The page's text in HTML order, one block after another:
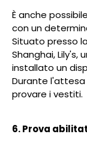
È anche
con un
Situato presso
Shanghai, Lily's,
installato un
Durante
provare i vestiti.
6. Prova